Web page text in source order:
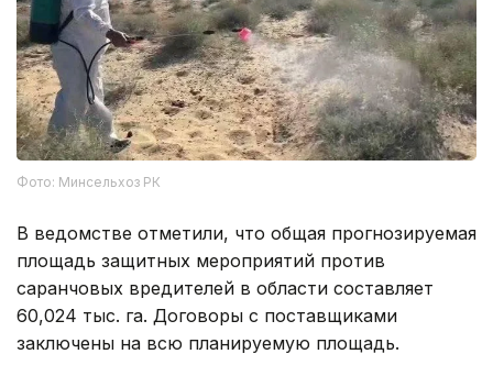
Фото: Минсельхоз РК
В ведомстве отметили, что общая прогнозируемая
площадь защитных мероприятий против
саранчовых вредителей в области составляет
60,024 тыс. га. Договоры с поставщиками
заключены на всю планируемую площадь.